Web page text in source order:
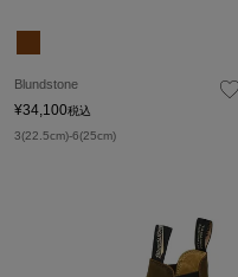
Blundstone
¥34,100税込
3(22.5cm)-6(25cm)